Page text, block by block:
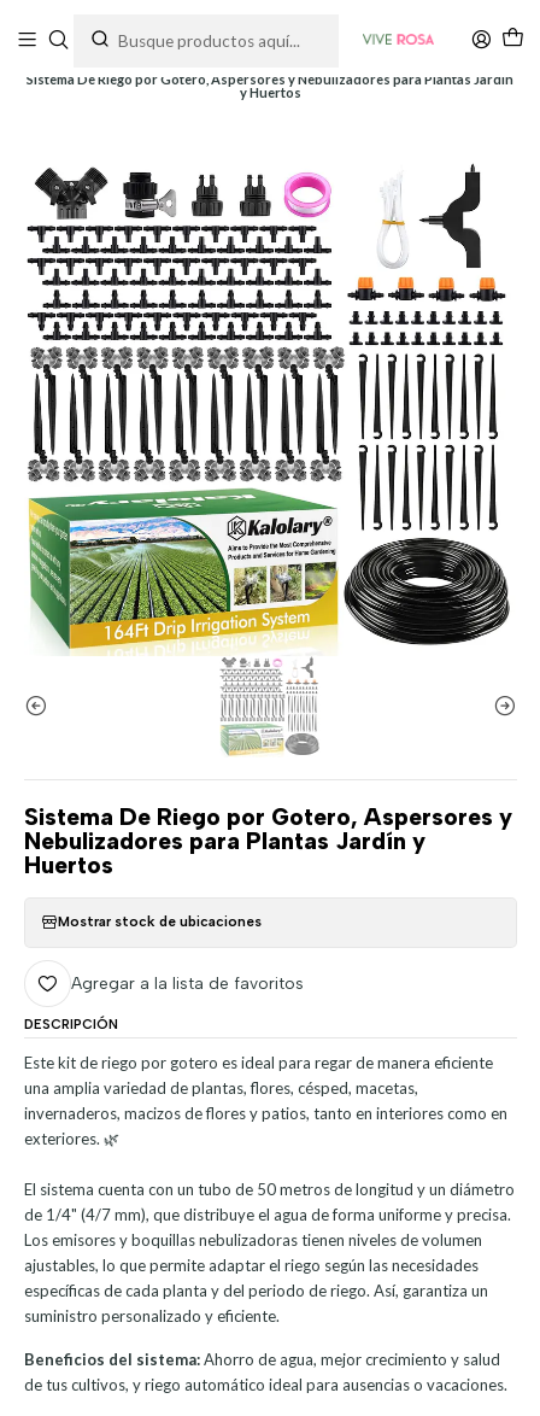
Sistema De Riego por Gotero, Aspersores y Nebulizadores para Plantas Jardín
y Huertos
Sistema De Riego por Gotero, Aspersores y
Nebulizadores para Plantas Jardín y
Huertos
Mostrar stock de ubicaciones
Agregar a la lista de favoritos
DESCRIPCIÓN
Este kit de riego por gotero es ideal para regar de manera eficiente
una amplia variedad de plantas, flores, césped, macetas,
invernaderos, macizos de flores y patios, tanto en interiores como en
exteriores. 🌿
El sistema cuenta con un tubo de 50 metros de longitud y un diámetro
de 1/4" (4/7 mm), que distribuye el agua de forma uniforme y precisa.
Los emisores y boquillas nebulizadoras tienen niveles de volumen
ajustables, lo que permite adaptar el riego según las necesidades
específicas de cada planta y del periodo de riego. Así, garantiza un
suministro personalizado y eficiente.
Beneficios del sistema:Ahorro de agua, mejor crecimiento y salud
de tus cultivos, y riego automático ideal para ausencias o vacaciones.